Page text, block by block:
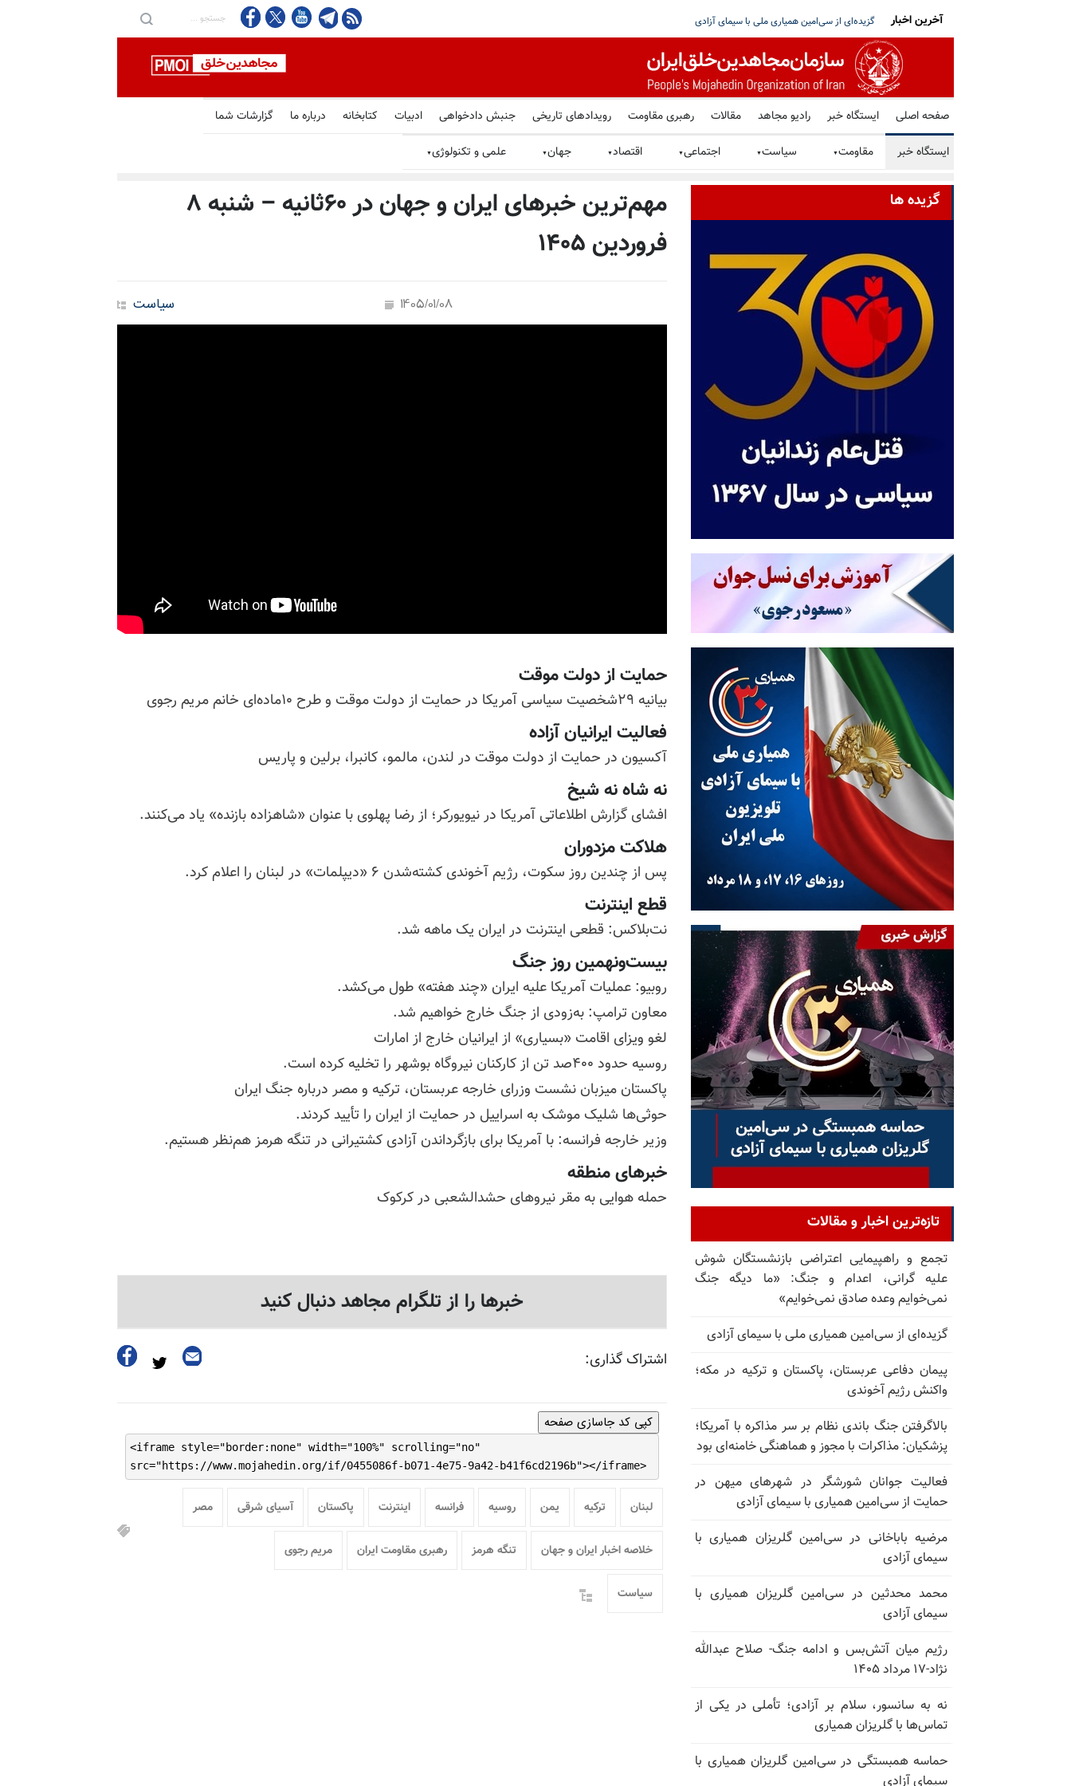
پیمان دفاعی عربستان، پاکستان و ترکیه در مکه؛ واکنش رژیم آخوندی آمریکا؛ پزشکیان: مذاکرات با مجوز و هماهنگی
آخرین اخبار
صفحه اصلی ایستگاه خبر رادیو مجاهد مقالات رهبری مقاومت رویدادهای تاریخی جنبش دادخواهی ادبیات کتابخانه درباره ما گزارشات شما
ایستگاه خبر مقاومت▼ سیاست▼ اجتماعی▼ اقتصاد▼ جهان▼ علمی و تکنولوژی▼
مهم‌ترین خبرهای ایران و جهان در ۶۰ثانیه – شنبه ۸
فروردین ۱۴۰۵
سیاست 1405/01/08
حمایت از دولت موقت
بیانیه ۲۹شخصیت سیاسی آمریکا در حمایت از دولت موقت و طرح ۱۰ماده‌ای خانم مریم رجوی
فعالیت ایرانیان آزاده
آکسیون در حمایت از دولت موقت در لندن، مالمو، کانبرا، برلین و پاریس
نه شاه نه شیخ
افشای گزارش اطلاعاتی آمریکا در نیویورکر؛ از رضا پهلوی با عنوان «شاهزاده بازنده» یاد می‌کنند.
هلاکت مزدوران
پس از چندین روز سکوت، رژیم آخوندی کشته‌شدن ۶ «دیپلمات» در لبنان را اعلام کرد.
قطع اینترنت
نت‌بلاکس: قطعی اینترنت در ایران یک ماهه شد.
بیست‌ونهمین روز جنگ
روبیو: عملیات آمریکا علیه ایران «چند هفته» طول می‌کشد.
معاون ترامپ: به‌زودی از جنگ خارج خواهیم شد.
لغو ویزای اقامت «بسیاری» از ایرانیان خارج از امارات
روسیه حدود ۴۰۰صد تن از کارکنان نیروگاه بوشهر را تخلیه کرده است.
پاکستان میزبان نشست وزرای خارجه عربستان، ترکیه و مصر درباره جنگ ایران
حوثی‌ها شلیک موشک به اسراییل در حمایت از ایران را تأیید کردند.
وزیر خارجه فرانسه: با آمریکا برای بازگرداندن آزادی کشتیرانی در تنگه هرمز هم‌نظر هستیم.
خبرهای منطقه
حمله هوایی به مقر نیروهای حشدالشعبی در کرکوک
خبرها را از تلگرام مجاهد دنبال کنید
اشتراک گذاری:
کپی کد جاسازی صفحه
<iframe style="border:none" width="100%" scrolling="no"
src="https://www.mojahedin.org/if/0455086f-b071-4e75-9a42-b41f6cd2196b"></iframe>
لبنان ترکیه یمن روسیه فرانسه اینترنت پاکستان آسیای شرقی مصر
خلاصه اخبار ایران و جهان تنگه هرمز رهبری مقاومت ایران مریم رجوی
سیاست
گزیده ها
تازه‌ترین اخبار و مقالات
تجمع و راهپیمایی اعتراضی بازنشستگان شوش
علیه گرانی، اعدام و جنگ: «ما دیگه جنگ
نمی‌خوایم وعده صادق نمی‌خوایم»
گزیده‌ای از سی‌امین همیاری ملی با سیمای آزادی
پیمان دفاعی عربستان، پاکستان و ترکیه در مکه؛
واکنش رژیم آخوندی
بالا‌گرفتن جنگ باندی نظام بر سر مذاکره با آمریکا؛
پزشکیان: مذاکرات با مجوز و هماهنگی خامنه‌ای بود
فعالیت جوانان شورشگر در شهرهای میهن در
حمایت از سی‌امین همیاری با سیمای آزادی
مرضیه باباخانی در سی‌امین گلریزان همیاری با
سیمای آزادی
محمد محدثین در سی‌امین گلریزان همیاری با
سیمای آزادی
رژیم میان آتش‌بس و ادامه جنگ- صلاح عبدالله
نژاد-۱۷ مرداد ۱۴۰۵
نه به سانسور، سلام بر آزادی؛ تأملی در یکی از
تماس‌ها با گلریزان همیاری
حماسه همبستگی در سی‌امین گلریزان همیاری با
سیمای آزادی